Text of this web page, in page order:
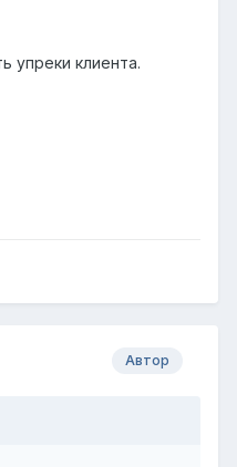
упреки клиента.
Автор